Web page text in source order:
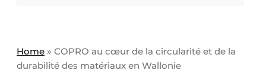
Contact
Emploi
Enregistrer une offre d’emploi
Home » COPRO au cœur de la circularité et de la
durabilité des matériaux en Wallonie